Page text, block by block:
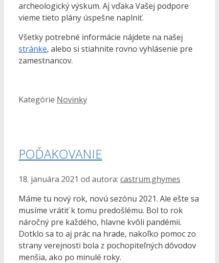
archeologický výskum. Aj vďaka Vašej podpore
vieme tieto plány úspešne naplniť.
Všetky potrebné informácie nájdete na našej
stránke, alebo si stiahnite rovno vyhlásenie pre
zamestnancov.
Kategórie Novinky
POĎAKOVANIE
18. januára 2021 od autora: castrum.ghymes
Máme tu nový rok, novú sezónu 2021. Ale ešte sa
musíme vrátiť k tomu predošlému. Bol to rok
náročný pre každého, hlavne kvôli pandémii.
Dotklo sa to aj prác na hrade, nakoľko pomoc zo
strany verejnosti bola z pochopiteľných dôvodov
menšia, ako po minulé roky.